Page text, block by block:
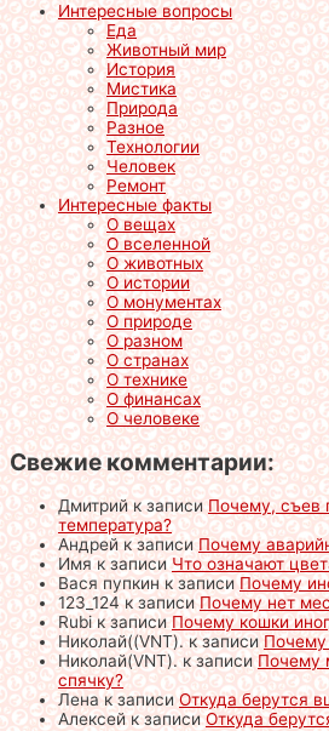
Интересные вопросы
Еда
Животный мир
История
Мистика
Природа
Разное
Технологии
Человек
Ремонт
Интересные факты
О вещах
О вселенной
О животных
О истории
О монументах
О природе
О разном
О странах
О технике
О финансах
О человеке
Свежие комментарии:
Дмитрийк записиПочему, съев
температура?
Андрейк записиПочему
Имяк записиЧто означают
Вася пупкинк записиПочему
123_124к записиПочему нет
Rubiк записиПочему кошки
Николай((VNT).к записиПочему
Николай(VNT).к записиПочему
спячку?
Ленак записиОткуда берутся
Алексейк записиОткуда